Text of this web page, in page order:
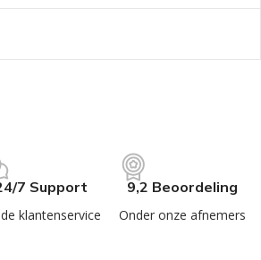
7 Support
klantenservice
9,2 Beoordeling
Onder onze afnemers